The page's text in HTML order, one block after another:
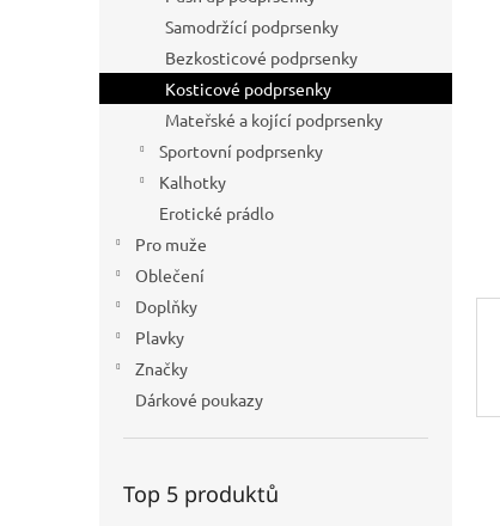
e
l
Samodržící podprsenky
Bezkosticové podprsenky
Kosticové podprsenky
Mateřské a kojící podprsenky
Sportovní podprsenky
Kalhotky
Erotické prádlo
Pro muže
Oblečení
Doplňky
Plavky
Značky
Dárkové poukazy
Top 5 produktů